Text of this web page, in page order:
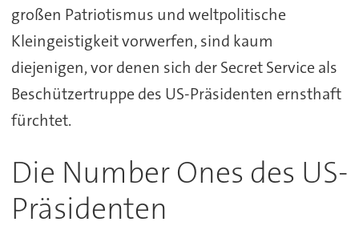
großen Patriotismus und weltpolitische
Kleingeistigkeit vorwerfen, sind kaum
diejenigen, vor denen sich der Secret Service als
Beschützertruppe des US-Präsidenten ernsthaft
fürchtet.
Die Number Ones des US-
Präsidenten